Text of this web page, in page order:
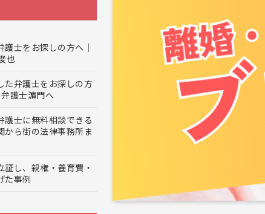
護士をお探しの方へ｜
也
た弁護士をお探しの方
護士濵門へ
護士に無料相談できる
から街の法律事務所ま
し、親権・養育費・
た事例